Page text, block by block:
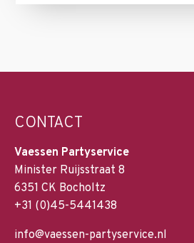
CONTACT
Vaessen Partyservice
Minister Ruijsstraat 8
6351 CK Bocholtz
+31 (0)45-5441438
info@vaessen-partyservice.nl